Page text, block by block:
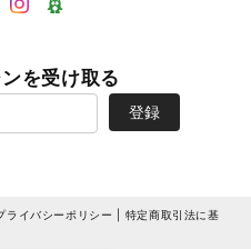
を受け取る
登録
ライバシーポリシー
特定商取引法に基